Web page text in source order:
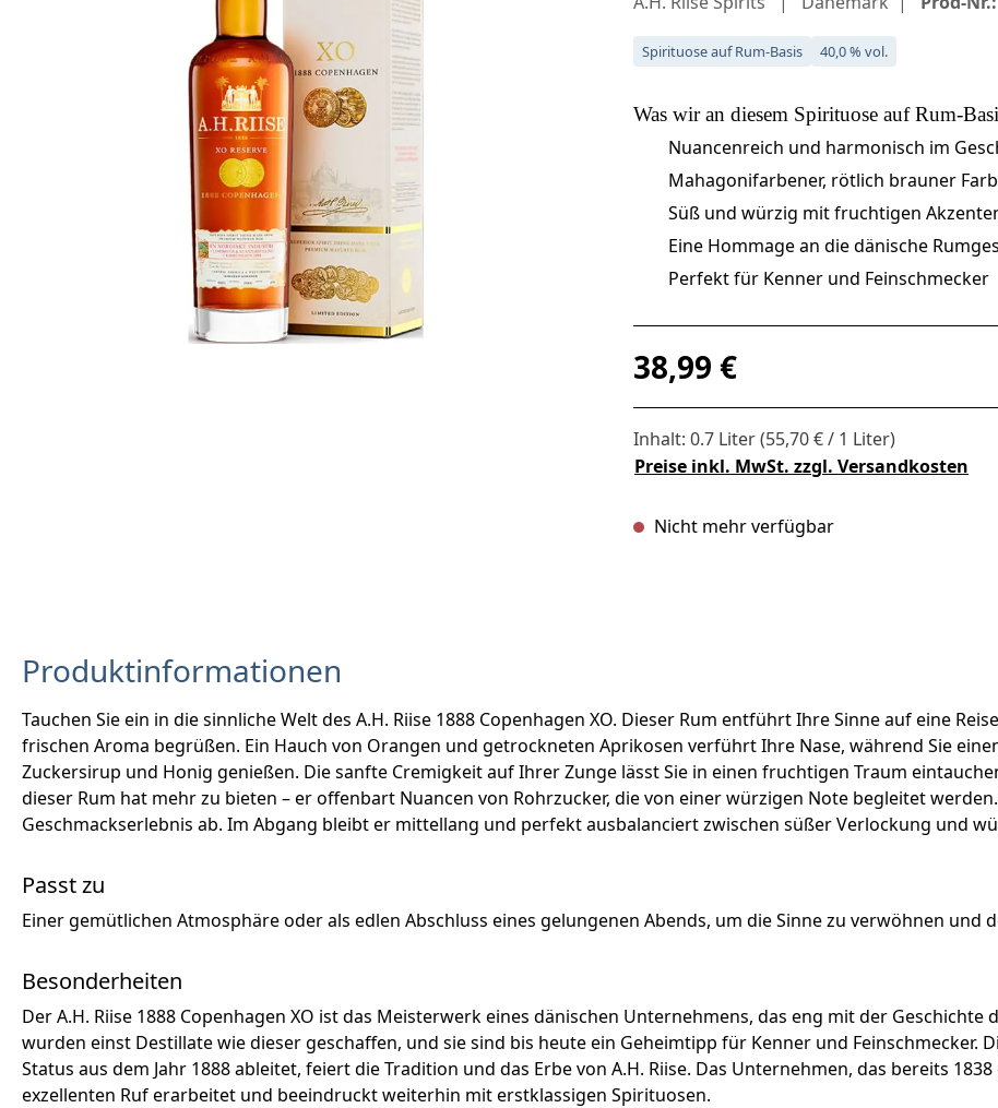
Spirituose auf Rum-Basis 40,0 % vol.
Was wir an diesem Spirituose auf Rum-
Nuancenreich und harmonisch im
Mahagonifarbener, rötlich brauner
Süß und würzig mit fruchtigen
Eine Hommage an die dänische
Perfekt für Kenner und Feinschmecker
Regulärer Preis:
38,99 €
Inhalt: 0.7 Liter(55,70 € / 1 Liter)
Preise inkl. MwSt. zzgl. Versandkosten
Nicht mehr verfügbar
Produktinformationen
Tauchen Sie ein in die sinnliche Welt des A.H. Riise 1888 Copenhagen XO. Dieser Rum entführt Ihre Sinne auf eine
frischen Aroma begrüßen. Ein Hauch von Orangen und getrockneten Aprikosen verführt Ihre Nase, während Sie
Zuckersirup und Honig genießen. Die sanfte Cremigkeit auf Ihrer Zunge lässt Sie in einen fruchtigen Traum
dieser Rum hat mehr zu bieten – er offenbart Nuancen von Rohrzucker, die von einer würzigen Note begleitet
Geschmackserlebnis ab. Im Abgang bleibt er mittellang und perfekt ausbalanciert zwischen süßer Verlockung und
Passt zu
Einer gemütlichen Atmosphäre oder als edlen Abschluss eines gelungenen Abends, um die Sinne zu verwöhnen und
Besonderheiten
Der A.H. Riise 1888 Copenhagen XO ist das Meisterwerk eines dänischen Unternehmens, das eng mit der
wurden einst Destillate wie dieser geschaffen, und sie sind bis heute ein Geheimtipp für Kenner und Feinschmecker.
Status aus dem Jahr 1888 ableitet, feiert die Tradition und das Erbe von A.H. Riise. Das Unternehmen, das bereits
exzellenten Ruf erarbeitet und beeindruckt weiterhin mit erstklassigen Spirituosen.